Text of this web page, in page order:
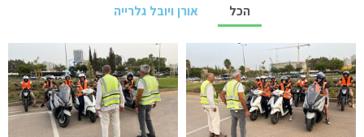
הכל אורן ויובל גלרייה